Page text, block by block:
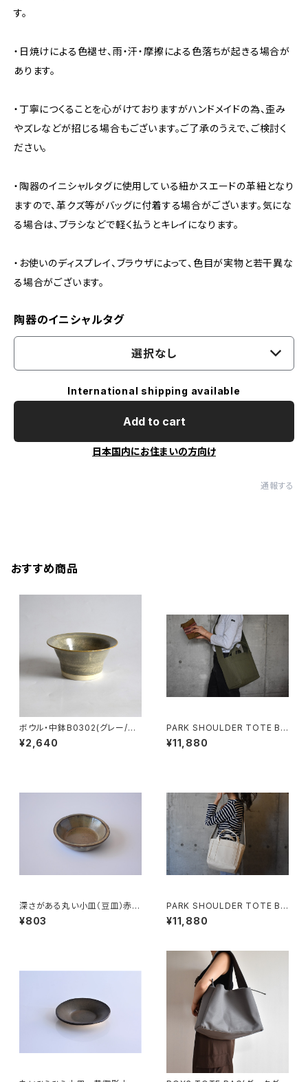
す。
・日焼けによる色褪せ、雨・汗・摩擦による色落ちが起きる場合が
あります。
・丁寧につくることを心がけておりますがハンドメイドの為、歪み
やズレなどが招じる場合もございます。ご了承のうえで、ご検討く
ださい。
・陶器のイニシャルタグに使用している紐かスエードの革紐となり
ますので、革クズ等がバッグに付着する場合がございます。気にな
る場合は、ブラシなどで軽く払うとキレイになります。
・お使いのディスプレイ、ブラウザによって、色目が実物と若干異な
る場合がございます。
陶器のイニシャルタグ
選択なし
International shipping available
Add to cart
日本国内にお住まいの方向け
通報する
おすすめ商品
ボウル・中鉢B0302(グレー/ベ
ージュ)
¥2,640
PARK SHOULDER TOTE BA
G (オリーブ/カーキ)
¥11,880
深さがある丸い小皿（豆皿）赤土
×白鼠結晶釉
¥803
PARK SHOULDER TOTE BA
G (キナリ)
¥11,880